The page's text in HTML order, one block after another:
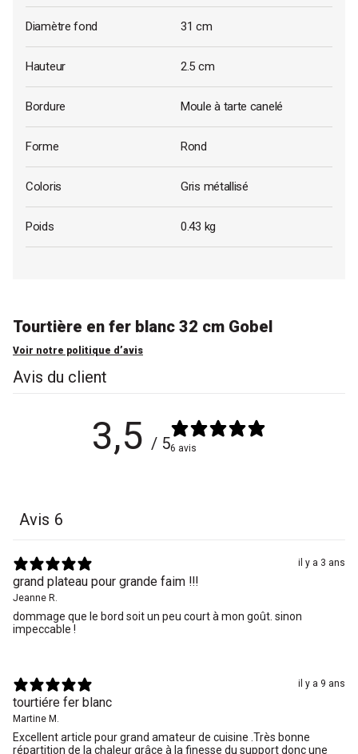
Diamètre fond 31 cm
Hauteur 2.5 cm
Bordure Moule à tarte canelé
Forme Rond
Coloris Gris métallisé
Poids 0.43 kg
Tourtière en fer blanc 32 cm Gobel
Voir notre politique d’avis
Avis du client
3,5 / 56 avis
Avis 6
il y a 3 ans
grand plateau pour grande faim !!!
Jeanne R.
dommage que le bord soit un peu court à mon goût. sinon
impeccable !
il y a 9 ans
tourtiére fer blanc
Martine M.
Excellent article pour grand amateur de cuisine .Très bonne
répartition de la chaleur grâce à la finesse du support donc une